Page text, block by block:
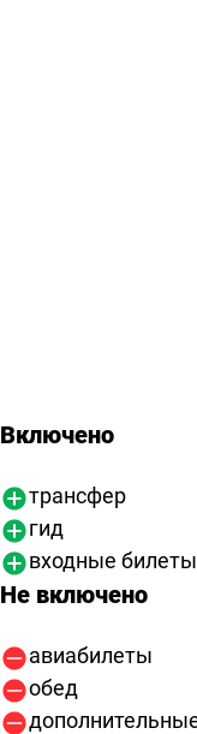
Включено
трансфер
гид
входные
Не включено
авиабилеты
обед